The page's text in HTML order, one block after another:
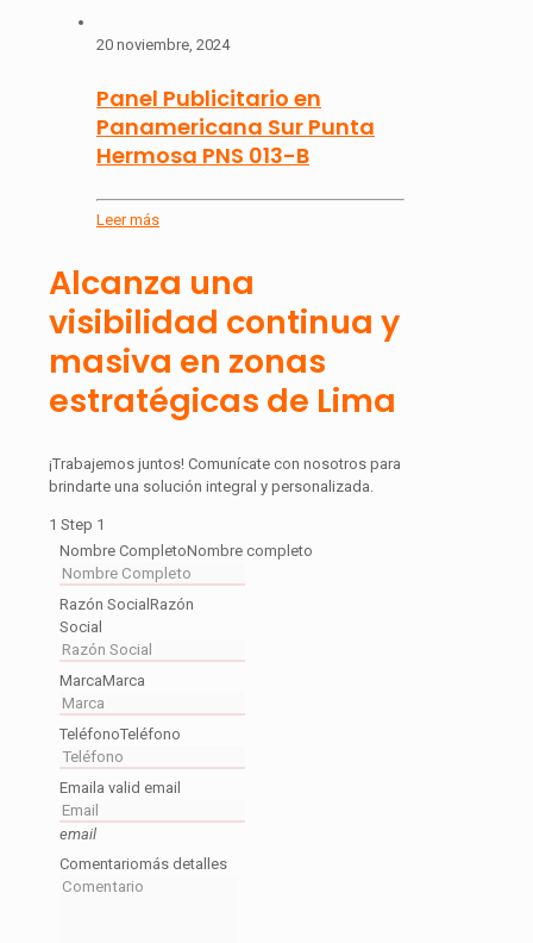
20 noviembre, 2024
Panel Publicitario en
Panamericana Sur Punta
Hermosa PNS 013-B
Leer más
Alcanza una
visibilidad continua y
masiva en zonas
estratégicas de Lima
¡Trabajemos juntos! Comunícate con nosotros para
brindarte una solución integral y personalizada.
1 Step 1
Nombre CompletoNombre completo
Razón Social Razón
Social
MarcaMarca
TeléfonoTeléfono
Email a valid email
email
Comentariomás detalles